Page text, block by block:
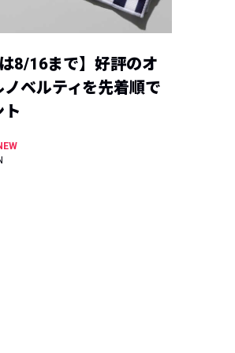
は8/16まで】好評のオ
ノベルティを先着順で
ト